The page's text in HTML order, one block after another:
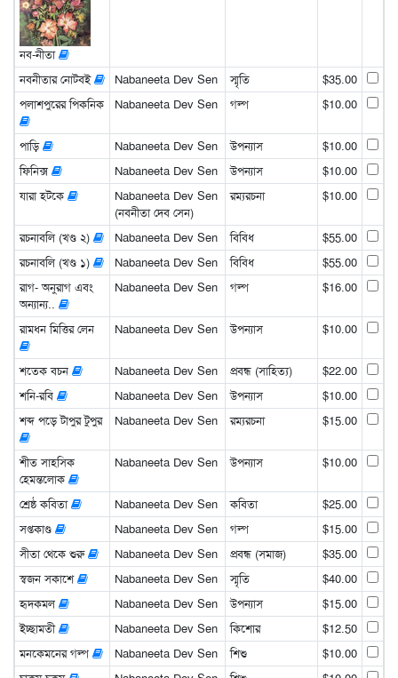
নব-নীতা
নবনীতার নোটবই Nabaneeta Dev Sen স্মৃতি
$35.00
পলাশপুরের পিকনিক
Nabaneeta Dev Sen গল্প $10.00
পাড়ি Nabaneeta Dev Sen উপন্যাস
$10.00
ফিনিক্স
Nabaneeta Dev Sen উপন্যাস
$10.00
যারা হটকে
Nabaneeta Dev Sen
(নবনীতা দেব সেন)
রম্যরচনা $10.00
রচনাবলি (খণ্ড ২) Nabaneeta Dev Sen বিবিধ
$55.00
রচনাবলি (খণ্ড ১)
Nabaneeta Dev Sen বিবিধ
$55.00
রাগ- অনুরাগ এবং
অন্যান্য..
Nabaneeta Dev Sen গল্প $16.00
রামধন মিত্তির লেন Nabaneeta Dev Sen উপন্যাস $10.00
শতেক বচন Nabaneeta Dev Sen প্রবন্ধ (সাহিত্য)
$22.00
শনি-রবি
Nabaneeta Dev Sen উপন্যাস
$10.00
শব্দ পড়ে টাপুর টুপুর
Nabaneeta Dev Sen রম্যরচনা $15.00
শীত সাহসিক
হেমন্তলোক
Nabaneeta Dev Sen উপন্যাস $10.00
শ্রেষ্ঠ কবিতা Nabaneeta Dev Sen কবিতা
$25.00
সপ্তকাণ্ড
Nabaneeta Dev Sen গল্প
$15.00
সীতা থেকে শুরু
Nabaneeta Dev Sen প্রবন্ধ (সমাজ)
$35.00
স্বজন সকাশে
Nabaneeta Dev Sen স্মৃতি
$40.00
হৃদকমল
Nabaneeta Dev Sen উপন্যাস
$15.00
ইচ্ছামতী
Nabaneeta Dev Sen কিশোর
$12.50
মনকেমনের গল্প
Nabaneeta Dev Sen শিশু
$10.00